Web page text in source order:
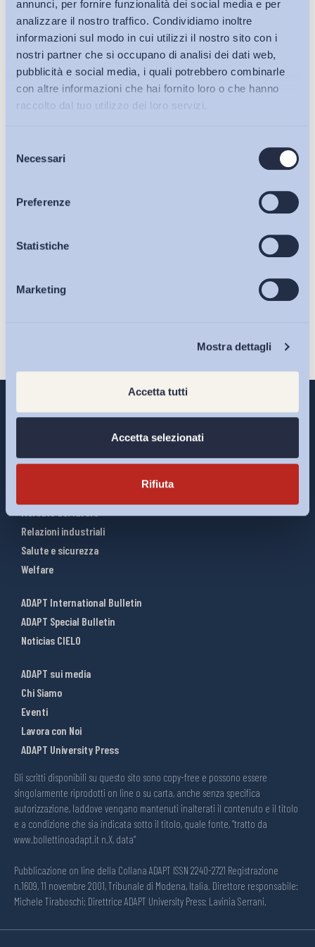
annunci, per fornire funzionalità dei social media e per
analizzare il nostro traffico. Condividiamo inoltre
informazioni sul modo in cui utilizzi il nostro sito con i
nostri partner che si occupano di analisi dei dati web,
pubblicità e social media, i quali potrebbero combinarle
con altre informazioni che hai fornito loro o che hanno
raccolto dal tuo utilizzo dei loro servizi.
delNecessari
Preferenze
Statistiche
Marketing
Mostra dettagli
Accetta tutti
Accetta selezionati
Rifiuta
Bollettini ADAPT
Articoli
Osservatori
Eventi
sulla pagina della
Iscriviti
Interventi ADAPT
Relazioni industriali
Salute e sicurezza
Welfare
ADAPT International Bulletin
ADAPT Special Bulletin
Noticias CIELO
ADAPT sui media
Chi Siamo
Eventi
Lavora con Noi
ADAPT University Press
Gli scritti disponibili su questo sito sono copy-free e possono essere
singolarmente riprodotti on line o su carta, anche senza specifica
autorizzazione, laddove vengano mantenuti inalterati il contenuto e il titolo
e a condizione che sia indicata sotto il titolo, quale fonte, “tratto da
www.bollettinoadapt.it n.X, data“
Pubblicazione on line della Collana ADAPT ISSN 2240-2721 Registrazione
n.1609, 11 novembre 2001, Tribunale di Modena, Italia. Direttore responsabile:
Michele Tiraboschi; Direttrice ADAPT University Press: Lavinia Serrani.